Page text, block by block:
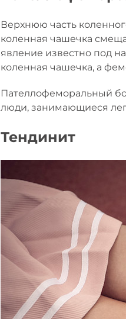
Верхнюю часть
коленная чашечка
явление известно под
коленная чашечка, а
Пателлофеморальный
люди, занимающиеся
Тендинит